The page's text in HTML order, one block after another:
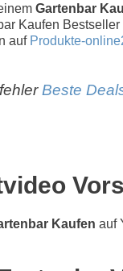
Gartenbar
Kaufen
auf Produkte-
Beste
Kaufen auf